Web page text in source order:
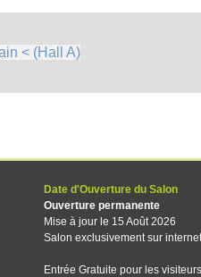
< (Hall A)
Date d'Ouverture du Salon
Ouverture permanente
Mise à jour le 15 Août 2026
Salon exclusivement sur internet
Entrée Gratuite pour les visiteurs